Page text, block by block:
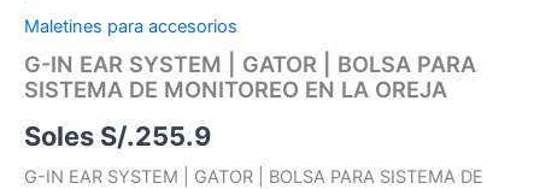
Maletines para accesorios
G-IN EAR SYSTEM | GATOR | BOLSA PARA
SISTEMA DE MONITOREO EN LA OREJA
Soles S/.255.9
G-IN EAR SYSTEM | GATOR | BOLSA PARA SISTEMA DE